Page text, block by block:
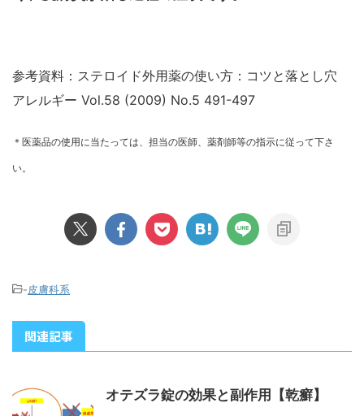
参考資料：ステロイド外用薬の使い方：コツと落とし穴
アレルギー Vol.58 (2009) No.5 491-497
＊医薬品の使用に当たっては、担当の医師、薬剤師等の指示に従って下さ
い。
-皮膚科系
関連記事
オテズラ錠の効果と副作用【乾癬】